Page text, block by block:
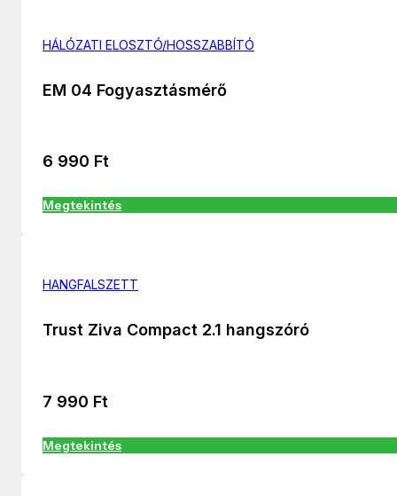
HÁLÓZATI ELOSZTÓ/HOSSZABBÍTÓ
EM 04 Fogyasztásmérő
6 990 Ft
Megtekintés
HANGFALSZETT
Trust Ziva Compact 2.1 hangszóró
7 990 Ft
Megtekintés